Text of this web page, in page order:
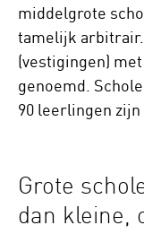
middelgrote
tamelijk
(vestigingen)
genoemd.
90 leerlingen zijn
Grote
dan kleine,